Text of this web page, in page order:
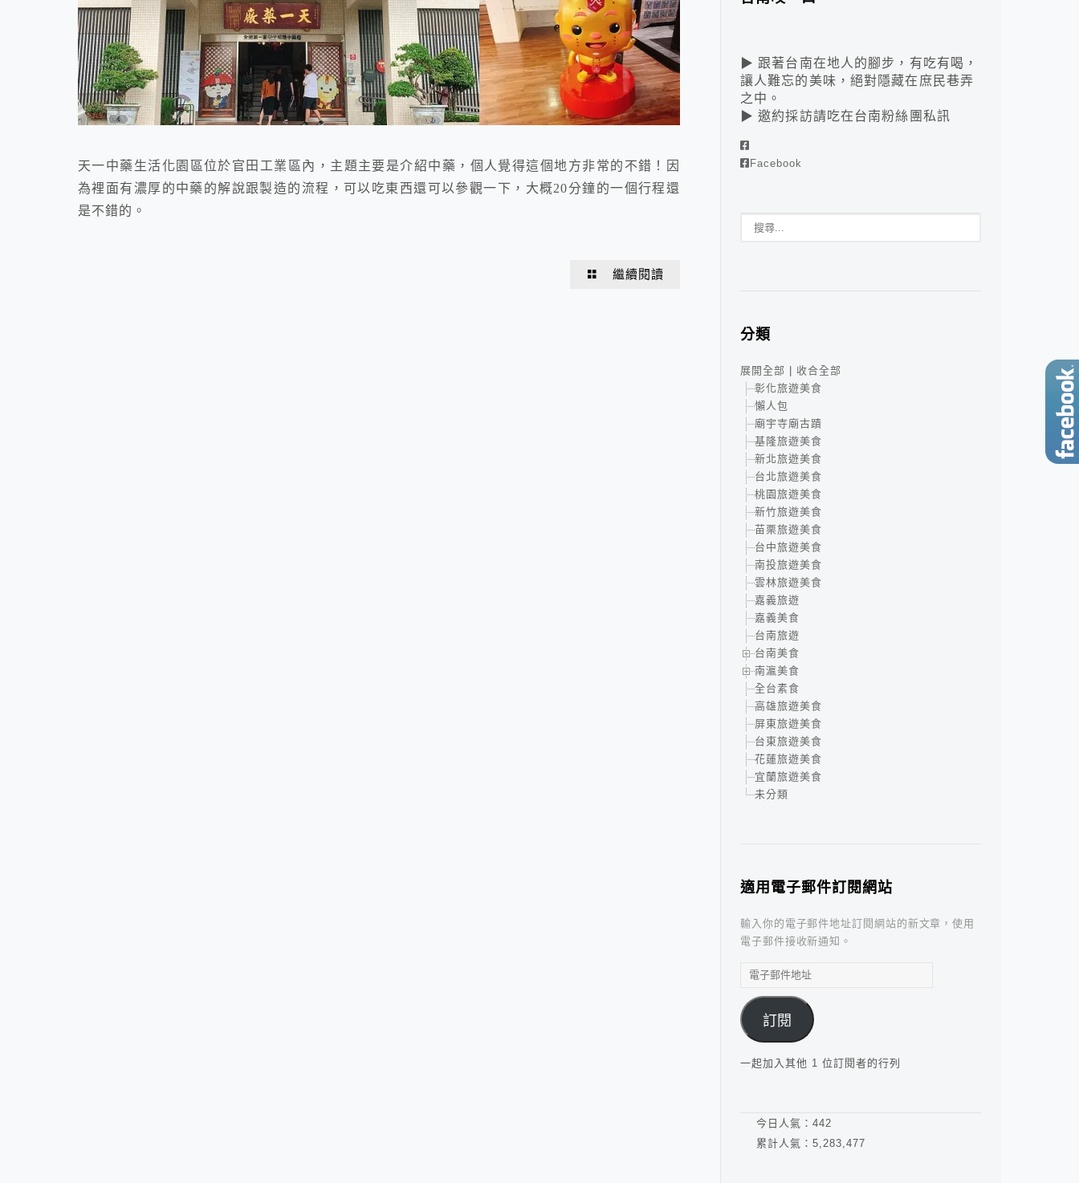
天一中藥生活化園區位於官田工業區內，主題主要是介紹中藥，個人覺得這個地方非常的不錯！因
為裡面有濃厚的中藥的解說跟製造的流程，可以吃東西還可以參觀一下，大概20分鐘的一個行程還
是不錯的。
繼續閱讀
▶ 跟著台南在地人的腳步，有吃有喝，
讓人難忘的美味，絕對隱藏在庶民巷弄
之中。
▶ 邀約採訪請吃在台南粉絲團私訊
Facebook
分類
展開全部
收合全部
彰化旅遊美食
懶人包
廟宇寺廟古蹟
基隆旅遊美食
新北旅遊美食
台北旅遊美食
桃園旅遊美食
新竹旅遊美食
苗栗旅遊美食
台中旅遊美食
南投旅遊美食
雲林旅遊美食
嘉義旅遊
嘉義美食
台南旅遊
台南美食
南瀛美食
全台素食
高雄旅遊美食
屏東旅遊美食
台東旅遊美食
花蓮旅遊美食
宜蘭旅遊美食
未分類
適用電子郵件訂閱網站
輸入你的電子郵件地址訂閱網站的新文章，使用
電子郵件接收新通知。
電
郵
件
地
址
訂閱
一起加入其他 1 位訂閱者的行列
今日人氣： 442
累計人氣： 5,283,477